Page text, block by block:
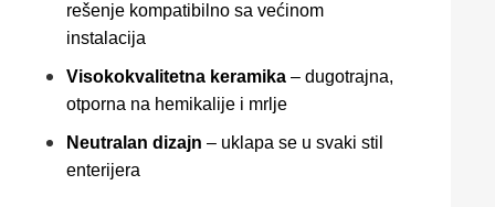
rešenje kompatibilno sa većinom
instalacija
Visokokvalitetna keramika – dugotrajna,
otporna na hemikalije i mrlje
Neutralan dizajn – uklapa se u svaki stil
enterijera